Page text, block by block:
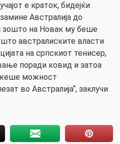
е краток, бидејќи
Австралија до
зошто на Новак му беше
австралиските власти
на српскиот тенисер,
поради ковид и затоа
можност
во Австралија“, заклучи